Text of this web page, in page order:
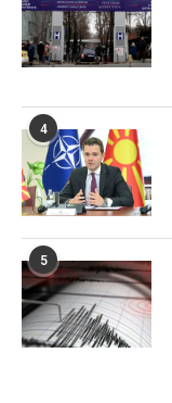
4
5